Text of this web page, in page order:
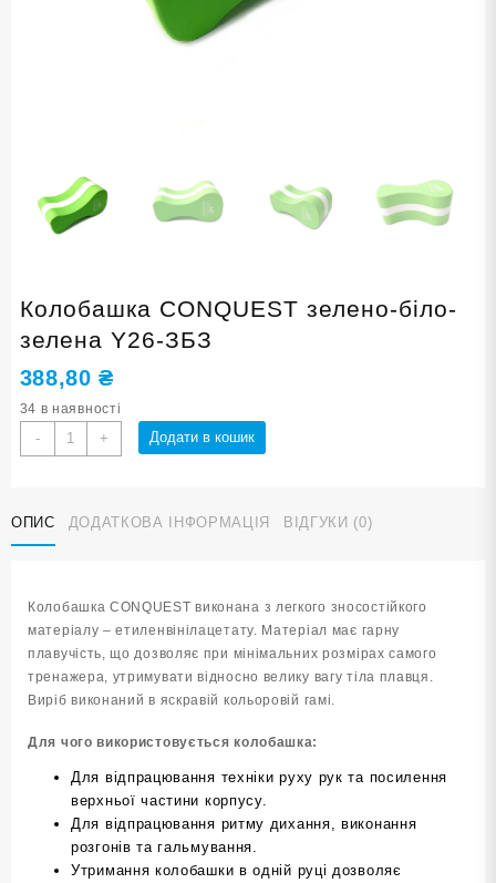
Колобашка CONQUEST зелено-біло-
зелена Y26-ЗБЗ
388,80₴
34 в наявності
-
Колобашка
CONQUEST
зелена
Y26-
+ Додати в кошик
ОПИС ДОДАТКОВА ІНФОРМАЦІЯ ВІДГУКИ (0)
Колобашка CONQUEST виконана з легкого зносостійкого
матеріалу – етиленвінілацетату. Матеріал має гарну
плавучість, що дозволяє при мінімальних розмірах самого
тренажера, утримувати відносно велику вагу тіла плавця.
Виріб виконаний в яскравій кольоровій гамі.
Для чого використовується колобашка:
Для відпрацювання техніки руху рук та посилення
верхньої частини корпусу.
Для відпрацювання ритму дихання, виконання
розгонів та гальмування.
Утримання колобашки в одній руці дозволяє